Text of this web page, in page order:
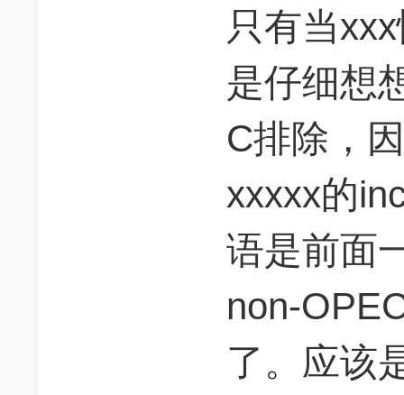
只有当
是仔细想
C排除，
xxxxx的
语是前面
non-
了。应该